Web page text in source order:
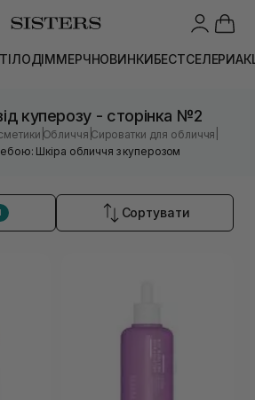
ТІЛОДІММЕРЧНОВИНКИБЕСТСЕЛЕРИ
куперозу - сторінка №2
|Обличчя |Сироватки для обличчя
Шкіра обличчя з куперозом
Сортувати